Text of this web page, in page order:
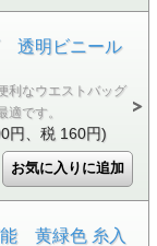
透明ビニール
利なウエストバッグ
です。
円、税 160円)
能 黄緑色 糸入